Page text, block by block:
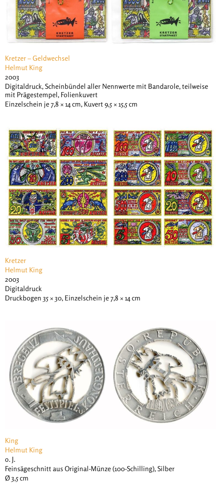
Kretzer – Geldwechsel
Helmut King
2003
Digitaldruck, Scheinbündel aller Nennwerte mit Bandarole, teilweise
mit Prägestempel, Folienkuvert
Einzelschein je 7,8 × 14 cm, Kuvert 9,5 × 15,5 cm
Kretzer
Helmut King
2003
Digitaldruck
Druckbogen 35 × 30, Einzelschein je 7,8 × 14 cm
King
Helmut King
o. J.
Feinsägeschnitt aus Original-Münze (100-Schilling), Silber
Ø 3,5 cm